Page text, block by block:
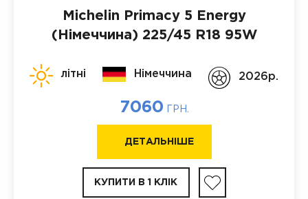
Michelin Primacy 5 Energy
(Німеччина) 225/45 R18 95W
літні Німеччина 2026p.
7060 ГРН.
ДЕТАЛЬНІШЕ
КУПИТИ В 1 КЛІК